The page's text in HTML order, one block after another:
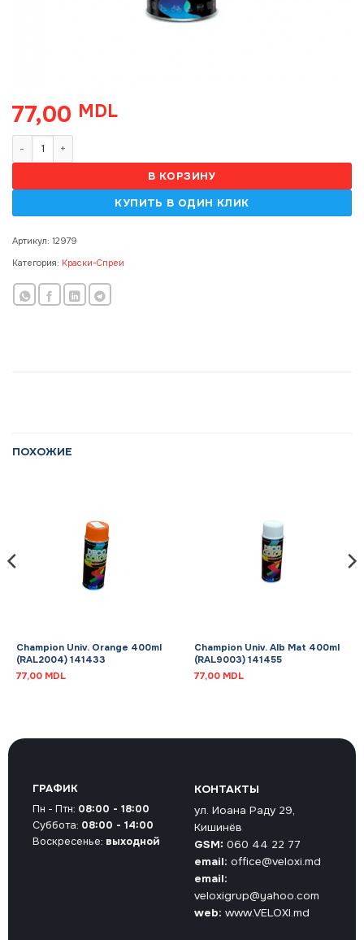
77,00 MDL
Количество товара Champion Univ. Rosu 400ml (RAL3020) 141440
В КОРЗИНУ
Артикул: 12979
Категория: Краски-Спреи
ПОХОЖИЕ
Champion Univ. Orange 400ml
(RAL2004) 141433
77,00 MDL
Champion Univ. Alb Mat 400ml
(RAL9003) 141455
77,00 MDL
КОНТАКТЫ
ул. Иоана Раду 29,
Кишинёв
GSM: 060 44 22 77
email: office@veloxi.md
email:
veloxigrup@yahoo.com
web: www.VELOXI.md
ГРАФИК
Пн - Птн: 08:00 - 18:00
Суббота: 08:00 - 14:00
Воскресенье: выходной